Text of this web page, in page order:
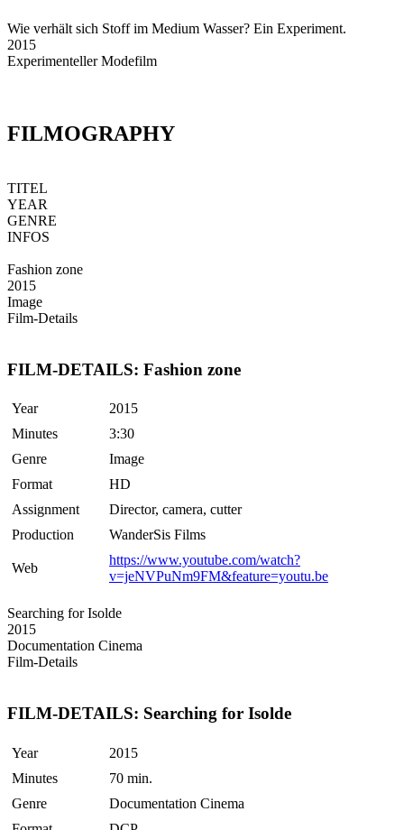
Wie verhält sich Stoff im Medium Wasser? Ein Experiment.
2015
Experimenteller Modefilm
FILMOGRAPHY
TITEL
YEAR
GENRE
INFOS
Fashion zone
2015
Image
Film-Details
FILM-DETAILS: Fashion zone
Year
2015
Minutes
3:30
Genre
Image
Format
HD
Assignment
Director, camera, cutter
Production
WanderSis Films
Web
https://www.youtube.com/watch?
v=jeNVPuNm9FM&feature=youtu.be
Searching for Isolde
2015
Documentation Cinema
Film-Details
FILM-DETAILS: Searching for Isolde
Year
2015
Minutes
70 min.
Genre
Documentation Cinema